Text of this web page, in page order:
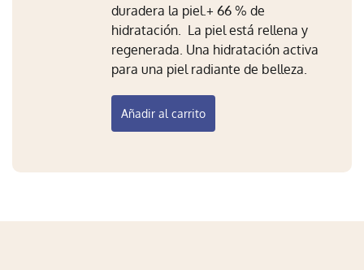
duradera la piel.+ 66 % de
hidratación. La piel está rellena y
regenerada. Una hidratación activa
para una piel radiante de belleza.
Añadir al carrito